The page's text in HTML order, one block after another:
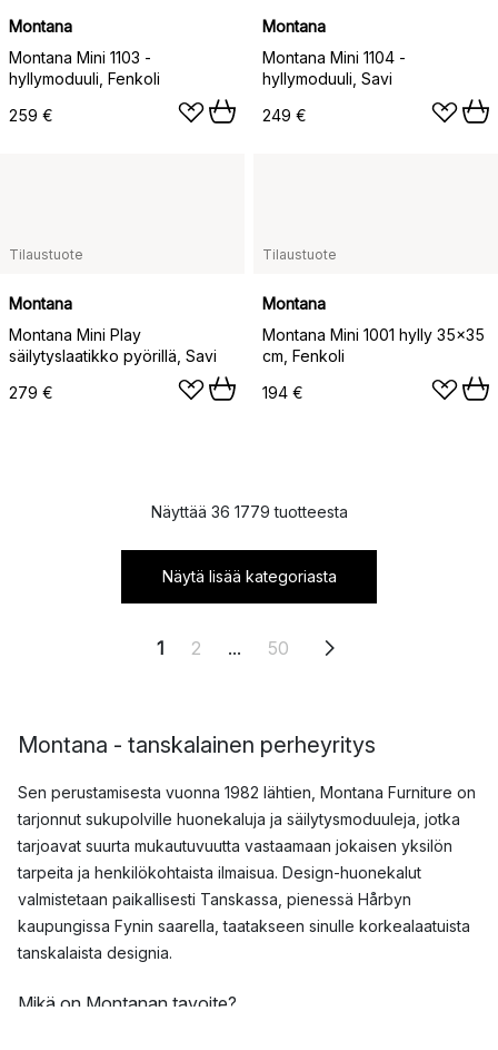
Montana
Montana Mini 1103 -
hyllymoduuli, Fenkoli
259 €
Montana
Montana Mini 1104 -
hyllymoduuli, Savi
249 €
Tilaustuote
Montana
Montana Mini Play
säilytyslaatikko pyörillä, Savi
279 €
Tilaustuote
Montana
Montana Mini 1001 hylly 35x35
cm, Fenkoli
194 €
Näyttää 36 1779 tuotteesta
Näytä lisää kategoriasta
1 2 ... 50
Montana - tanskalainen perheyritys
Sen perustamisesta vuonna 1982 lähtien, Montana Furniture on
tarjonnut sukupolville huonekaluja ja säilytysmoduuleja, jotka
tarjoavat suurta mukautuvuutta vastaamaan jokaisen yksilön
tarpeita ja henkilökohtaista ilmaisua. Design-huonekalut
valmistetaan paikallisesti Tanskassa, pienessä Hårbyn
kaupungissa Fynin saarella, taatakseen sinulle korkealaatuista
tanskalaista designia.
Mikä on Montanan tavoite?